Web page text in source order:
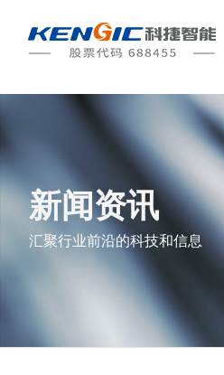
新闻资讯
汇聚行业前沿的科技和信息